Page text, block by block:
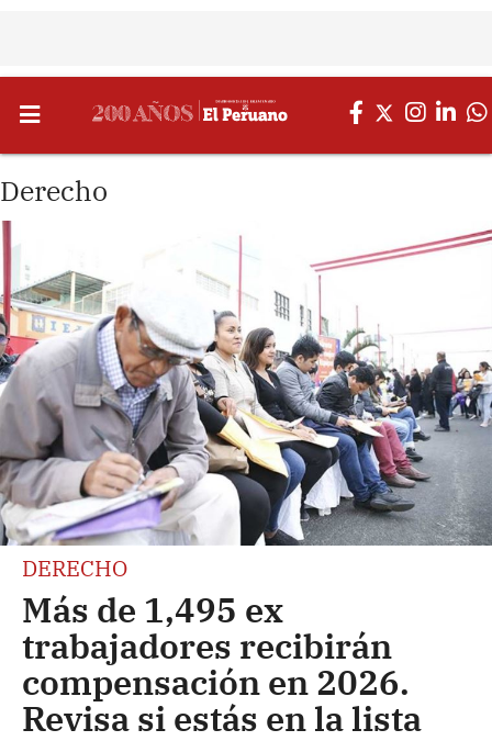
Derecho
DERECHO
Más de 1,495 ex
trabajadores recibirán
compensación en 2026.
Revisa si estás en la lista